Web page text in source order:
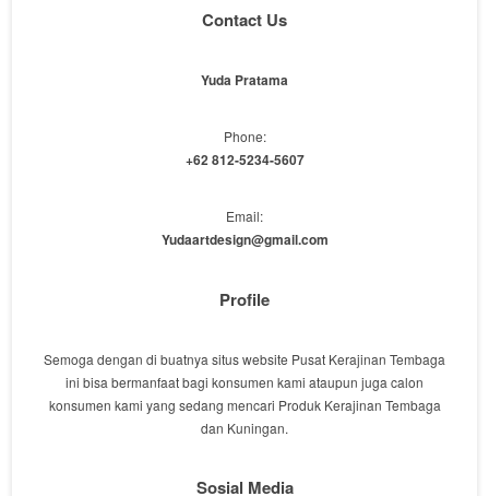
Contact Us
Yuda Pratama
Phone:
+62 812-5234-5607
Email:
Yudaartdesign@gmail.com
Profile
Semoga dengan di buatnya situs website Pusat Kerajinan Tembaga
ini bisa bermanfaat bagi konsumen kami ataupun juga calon
konsumen kami yang sedang mencari Produk Kerajinan Tembaga
dan Kuningan.
Sosial Media